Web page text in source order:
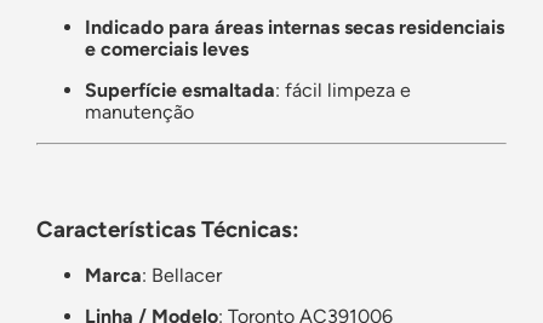
Indicado para áreas internas secas residenciais
e comerciais leves
Superfície esmaltada: fácil limpeza e
manutenção
Características Técnicas:
Marca: Bellacer
Linha / Modelo: Toronto AC391006